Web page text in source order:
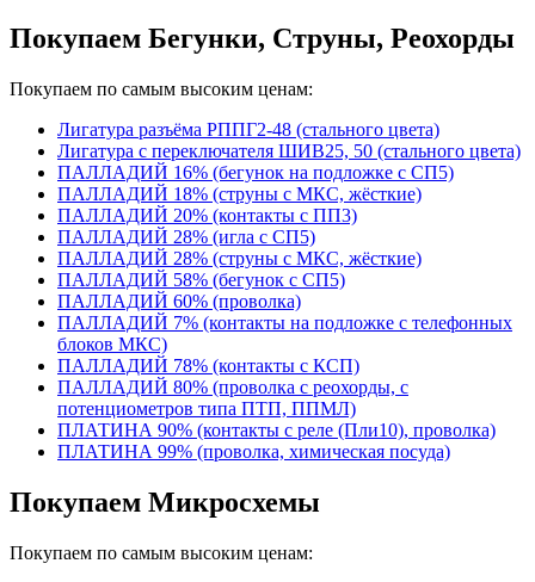
Покупаем Бегунки, Струны, Реохорды
Покупаем по самым высоким ценам:
Лигатура разъёма РППГ2-48 (стального цвета)
Лигатура с переключателя ШИВ25, 50 (стального цвета)
ПАЛЛАДИЙ 16% (бегунок на подложке с СП5)
ПАЛЛАДИЙ 18% (струны с МКС, жёсткие)
ПАЛЛАДИЙ 20% (контакты с ПП3)
ПАЛЛАДИЙ 28% (игла с СП5)
ПАЛЛАДИЙ 28% (струны с МКС, жёсткие)
ПАЛЛАДИЙ 58% (бегунок с СП5)
ПАЛЛАДИЙ 60% (проволка)
ПАЛЛАДИЙ 7% (контакты на подложке с телефонных
блоков МКС)
ПАЛЛАДИЙ 78% (контакты с КСП)
ПАЛЛАДИЙ 80% (проволка с реохорды, с
потенциометров типа ПТП, ППМЛ)
ПЛАТИНА 90% (контакты с реле (Пли10), проволка)
ПЛАТИНА 99% (проволка, химическая посуда)
Покупаем Микросхемы
Покупаем по самым высоким ценам: